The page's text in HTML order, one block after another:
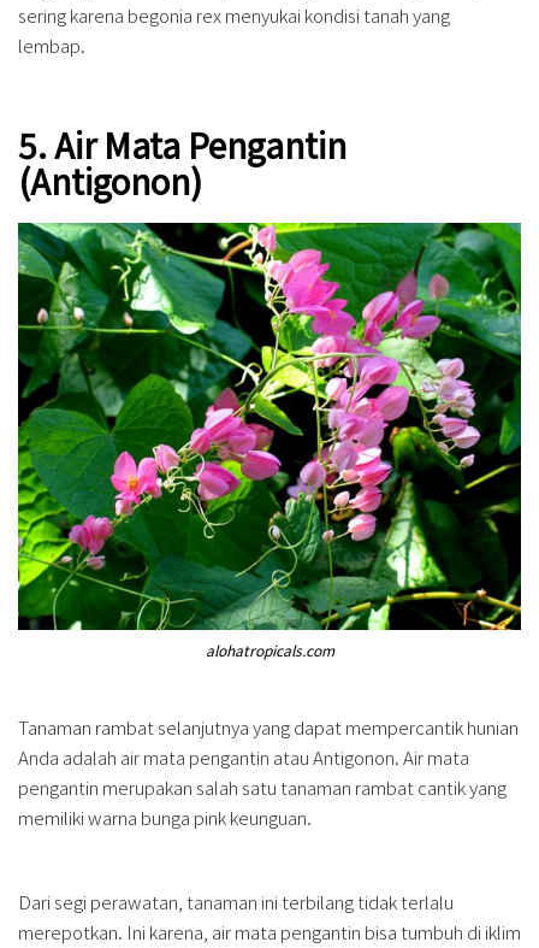
sering karena begonia rex menyukai kondisi tanah yang
lembap.
5. Air Mata Pengantin
(Antigonon)
alohatropicals.com
Tanaman rambat selanjutnya yang dapat mempercantik hunian
Anda adalah air mata pengantin atau Antigonon. Air mata
pengantin merupakan salah satu tanaman rambat cantik yang
memiliki warna bunga pink keunguan.
Dari segi perawatan, tanaman ini terbilang tidak terlalu
merepotkan. Ini karena, air mata pengantin bisa tumbuh di iklim